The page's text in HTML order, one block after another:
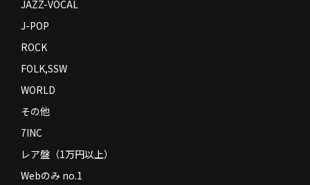
JAZZ-VOCAL
J-POP
ROCK
FOLK,SSW
WORLD
その他
7INC
レア盤（1万円以上）
Webのみ no.1